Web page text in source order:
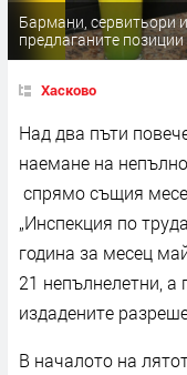
Бармани, сервитьори
предлаганите
Хасково
Над два пъти
наемане на
спрямо същия
„Инспекция по
година за месец
21 непълнелетни, а
издадените
В началото на